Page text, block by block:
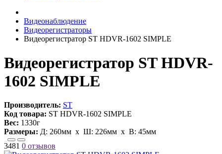
Видеонаблюдение
Видеорегистраторы
Видеорегистратор ST HDVR-1602 SIMPLE
Видеорегистратор ST HDVR-
1602 SIMPLE
Производитель: ST
Код товара: ST HDVR-1602 SIMPLE
Вес: 1330г
Размеры: Д: 260мм х Ш: 226мм x В: 45мм
3481 0 отзывов